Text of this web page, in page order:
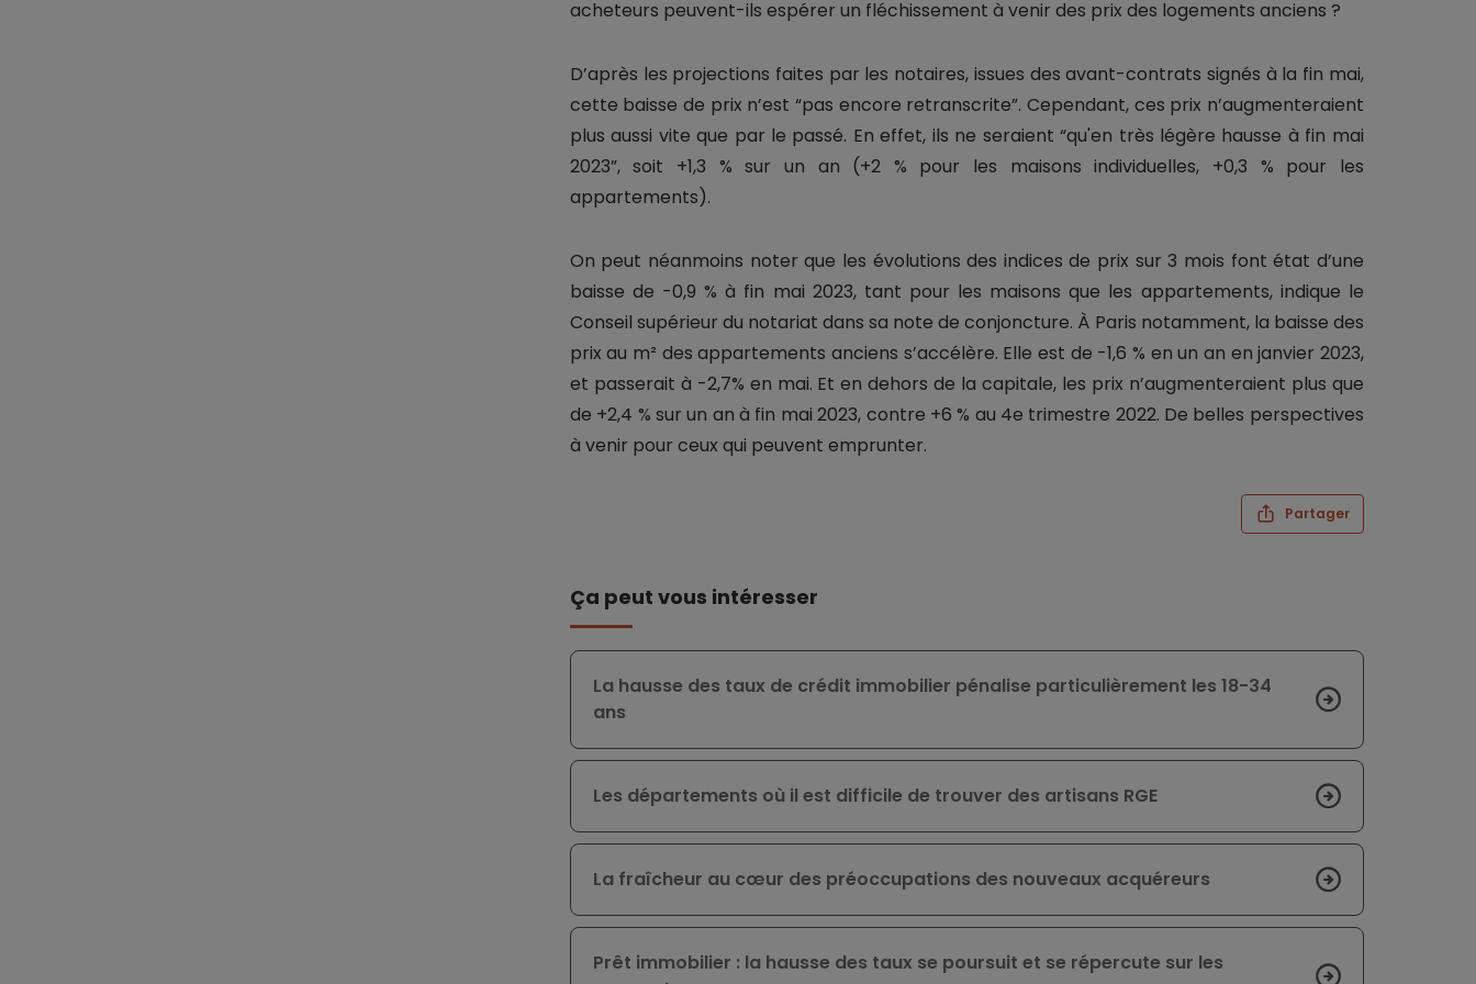
acheteurs peuvent-ils espérer un fléchissement à venir des prix des logements anciens ?
D’après les projections faites par les notaires, issues des avant-contrats signés à la fin mai,
cette baisse de prix n’est “pas encore retranscrite”. Cependant, ces prix n’augmenteraient
plus aussi vite que par le passé. En effet, ils ne seraient “qu'en très légère hausse à fin mai
2023”, soit +1,3 % sur un an (+2 % pour les maisons individuelles, +0,3 % pour les
appartements).
On peut néanmoins noter que les évolutions des indices de prix sur 3 mois font état d’une
baisse de -0,9 % à fin mai 2023, tant pour les maisons que les appartements, indique le
Conseil supérieur du notariat dans sa note de conjoncture. À Paris notamment, la baisse des
prix au m² des appartements anciens s’accélère. Elle est de -1,6 % en un an en janvier 2023,
et passerait à -2,7% en mai. Et en dehors de la capitale, les prix n’augmenteraient plus que
de +2,4 % sur un an à fin mai 2023, contre +6 % au 4e trimestre 2022. De belles perspectives
à venir pour ceux qui peuvent emprunter.
Partager
Ça peut vous intéresser
La hausse des taux de crédit immobilier pénalise particulièrement les 18-34
ans
Les départements où il est difficile de trouver des artisans RGE
La fraîcheur au cœur des préoccupations des nouveaux acquéreurs
Prêt immobilier : la hausse des taux se poursuit et se répercute sur les